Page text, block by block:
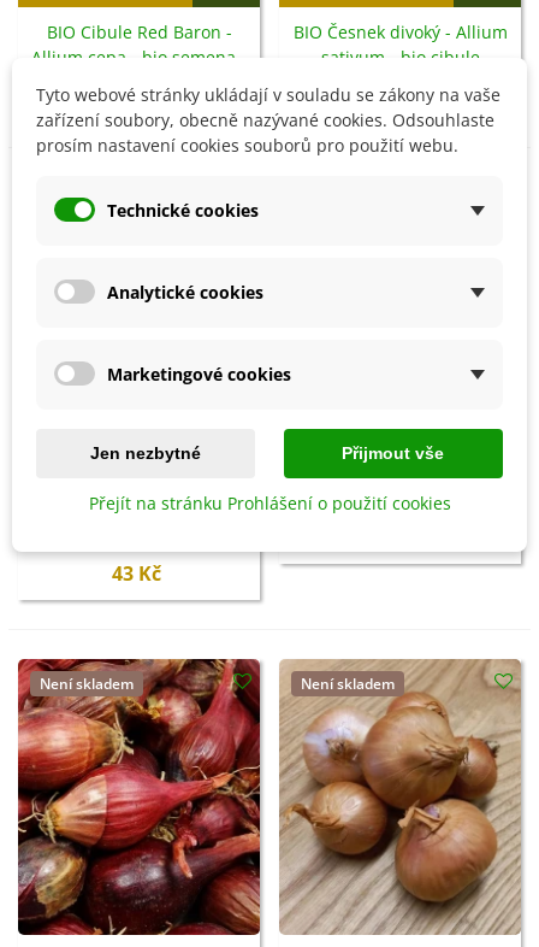
BIO Cibule Red Baron -
Allium cepa - bio semena -
54 Kč
BIO Česnek divoký - Allium
sativum - bio cibule
86 Kč
BIO Cibule jarní Bílý
semena - 100 ks
43 Kč
BIO Pažitka - Allium
schoenoprasum L. - bio
Není skladem Není skladem
Tyto webové stránky ukládají v souladu se zákony na vaše
zařízení soubory, obecně nazývané cookies. Odsouhlaste
prosím nastavení cookies souborů pro použití webu.
Technické cookies
Analytické cookies
Marketingové cookies
Jen nezbytné Přijmout vše
Přejít na stránku Prohlášení o použití cookies